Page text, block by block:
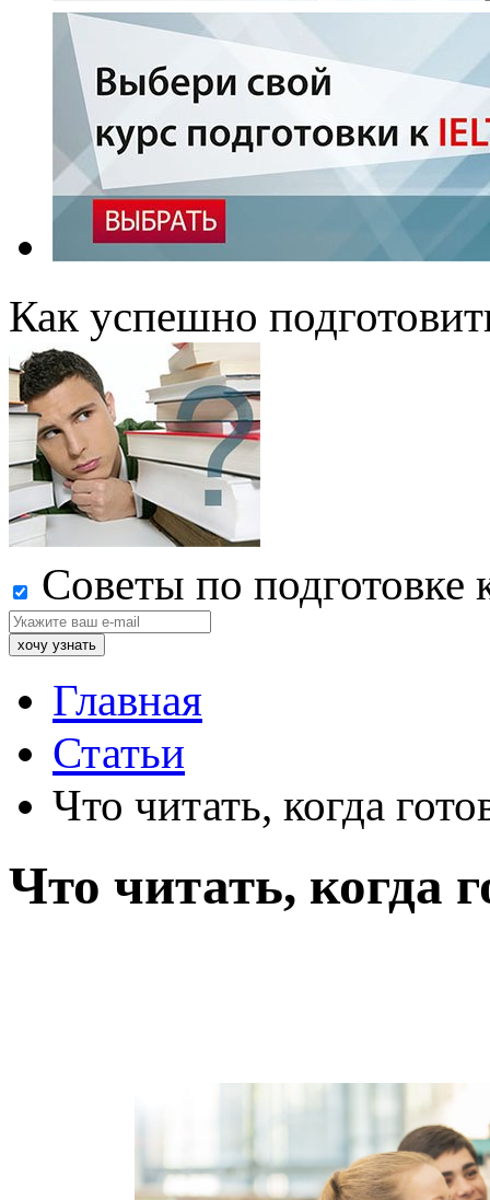
Как успешно
Советы по подготовке
Главная
Статьи
Что читать, когда
Что читать, когда